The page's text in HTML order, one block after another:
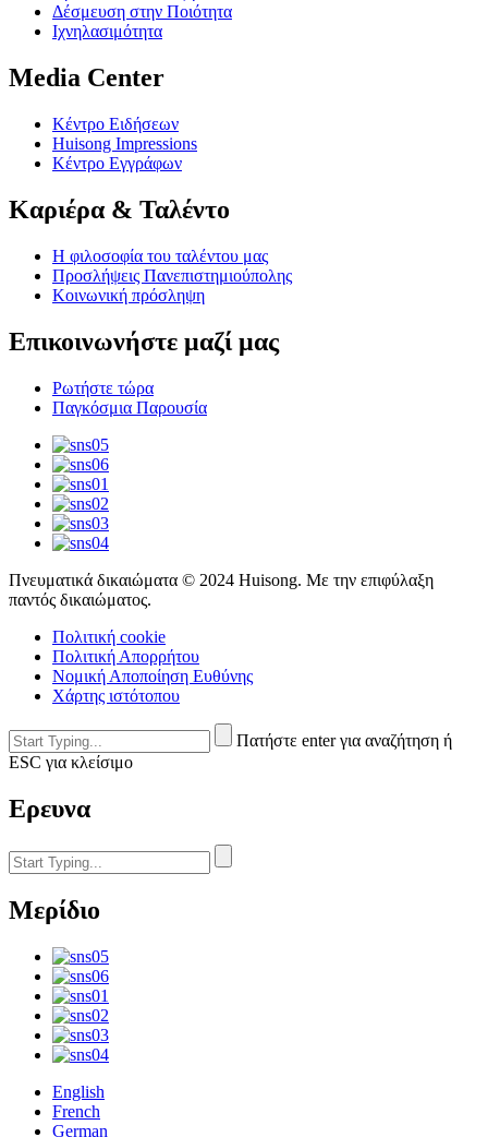
Δέσμευση στην Ποιότητα
Ιχνηλασιμότητα
Media Center
Κέντρο Ειδήσεων
Huisong Impressions
Κέντρο Εγγράφων
Καριέρα & Ταλέντο
Η φιλοσοφία του ταλέντου μας
Προσλήψεις Πανεπιστημιούπολης
Κοινωνική πρόσληψη
Επικοινωνήστε μαζί μας
Ρωτήστε τώρα
Παγκόσμια Παρουσία
Πνευματικά δικαιώματα © 2024 Huisong. Με την επιφύλαξη
παντός δικαιώματος.
Πολιτική cookie
Πολιτική Απορρήτου
Νομική Αποποίηση Ευθύνης
Χάρτης ιστότοπου
Πατήστε enter για αναζήτηση ή
ESC για κλείσιμο
Ερευνα
Μερίδιο
English
French
German